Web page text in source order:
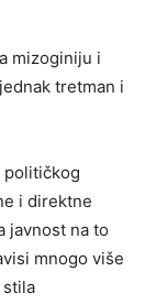
mizoginiju i
tretman i
političkog
i direktne
javnost na to
mnogo više
stila